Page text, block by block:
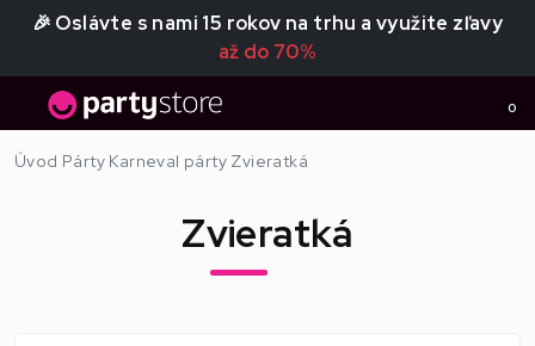
🎉 Oslávte s nami 15 rokov na trhu a využite zľavy
až do 70%
0
Úvod Párty Karneval párty Zvieratká
Zvieratká